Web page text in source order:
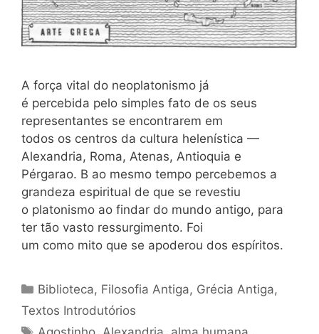
A força vital do neoplatonismo já
é percebida pelo simples fato de os seus
representantes se encontrarem em
todos os centros da cultura helenística —
Alexandria, Roma, Atenas, Antioquia e
Pérgarao. B ao mesmo tempo percebemos a
grandeza espiritual de que se revestiu
o platonismo ao findar do mundo antigo, para
ter tão vasto ressurgimento. Foi
um como mito que se apoderou dos espíritos.
Categorias
Biblioteca, Filosofia Antiga, Grécia Antiga,
Textos Introdutórios
Tags